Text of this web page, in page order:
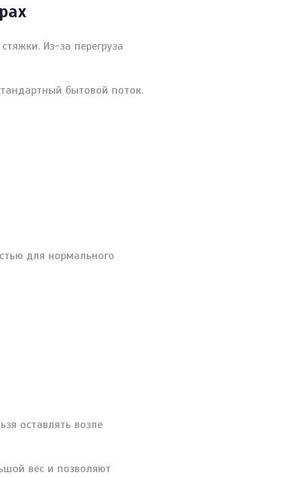
Из-за перегруза
бытовой поток.
для нормального
оставлять возле
вес и позволяют